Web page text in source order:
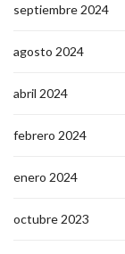
septiembre 2024
agosto 2024
abril 2024
febrero 2024
enero 2024
octubre 2023